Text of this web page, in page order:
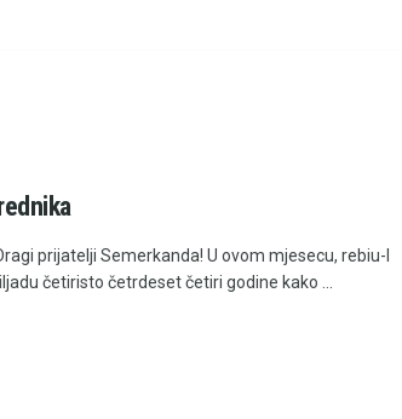
prijatelji Semerkanda! U ovom mjesecu, rebiu-l
četiristo četrdeset četiri godine kako ...